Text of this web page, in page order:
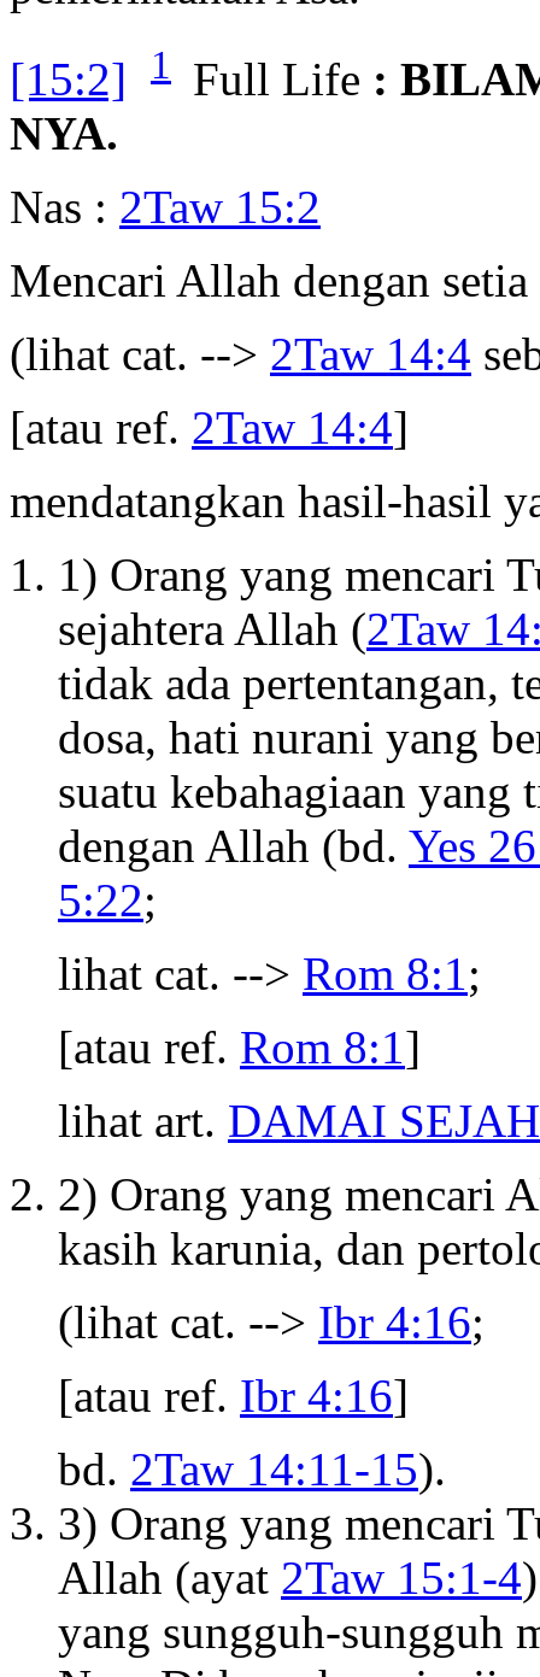
[15:2]
1 Full Life :
NYA.
Nas : 2Taw 15:2
Mencari Allah dengan setia
(lihat cat. --> 2Taw 14:4
[atau ref. 2Taw 14:4]
mendatangkan hasil-hasil
1) Orang yang mencari
sejahtera Allah (2Taw
tidak ada pertentangan,
dosa, hati nurani yang
suatu kebahagiaan
dengan Allah (bd. Yes
5:22;
lihat cat. --> Rom 8:1;
[atau ref. Rom 8:1]
lihat art. DAMAI
2) Orang yang mencari
kasih karunia, dan
(lihat cat. --> Ibr 4:16;
[atau ref. Ibr 4:16]
bd. 2Taw 14:11-15).
3) Orang yang mencari
Allah (ayat 2Taw 15:1-4
yang sungguh-sungguh